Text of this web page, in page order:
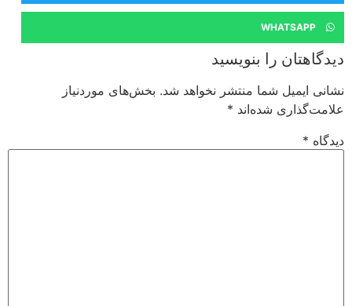
WHATSAPP
دیدگاهتان را بنویسید
نشانی ایمیل شما منتشر نخواهد شد. بخش‌های موردنیاز
علامت‌گذاری شده‌اند*
دیدگاه*